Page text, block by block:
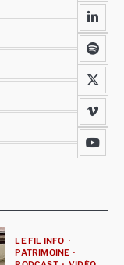
LE FIL INFO
PATRIMOINE